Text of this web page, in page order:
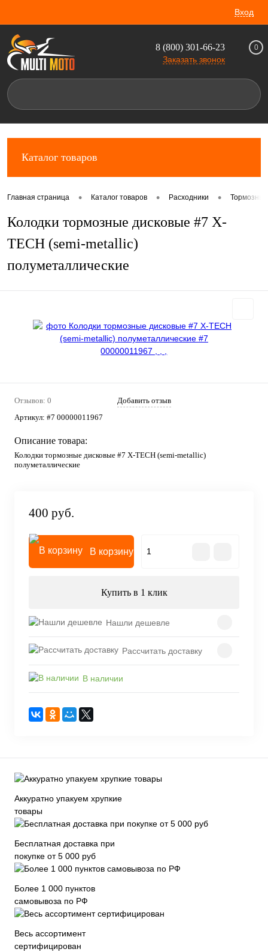
Вход
8 (800) 301-66-23
Заказать звонок
0
Каталог товаров
Главная страница • Каталог товаров • Расходники •
Колодки тормозные дисковые #7 X-
TECH (semi-metallic)
полуметаллические
Отзывов: 0
Добавить отзыв
Артикул: #7 00000011967
Описание товара:
Колодки тормозные дисковые #7 X-TECH (semi-metallic)
полуметаллические
400 руб.
В корзину
Купить в 1 клик
Нашли дешевле
Рассчитать доставку
В наличии
Аккуратно упакуем хрупкие
товары
Бесплатная доставка при
покупке от 5 000 руб
Более 1 000 пунктов
самовывоза по РФ
Весь ассортимент
сертифицирован